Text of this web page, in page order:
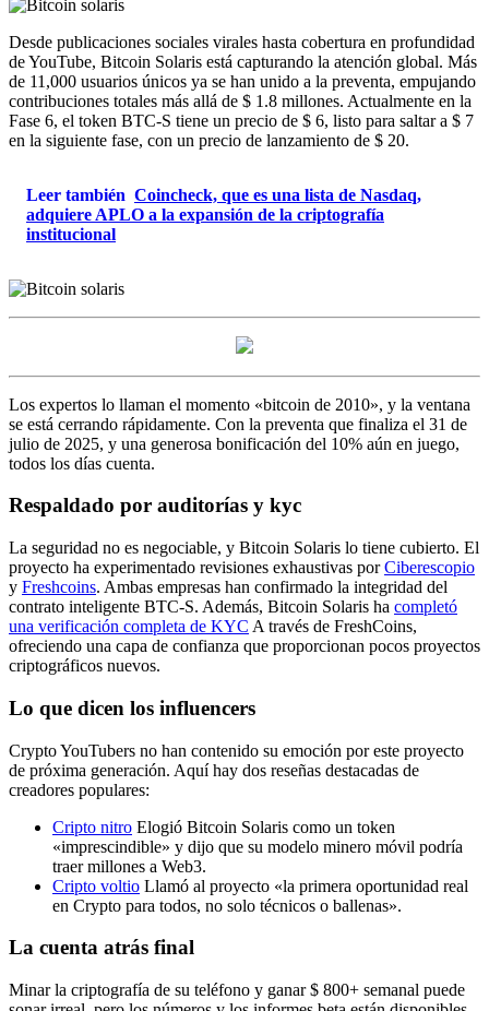
Desde publicaciones sociales virales hasta cobertura en profundidad
de YouTube, Bitcoin Solaris está capturando la atención global. Más
de 11,000 usuarios únicos ya se han unido a la preventa, empujando
contribuciones totales más allá de $ 1.8 millones. Actualmente en la
Fase 6, el token BTC-S tiene un precio de $ 6, listo para saltar a $ 7
en la siguiente fase, con un precio de lanzamiento de $ 20.
Leer también Coincheck, que es una lista de Nasdaq,
adquiere APLO a la expansión de la criptografía
institucional
Los expertos lo llaman el momento «bitcoin de 2010», y la ventana
se está cerrando rápidamente. Con la preventa que finaliza el 31 de
julio de 2025, y una generosa bonificación del 10% aún en juego,
todos los días cuenta.
Respaldado por auditorías y kyc
La seguridad no es negociable, y Bitcoin Solaris lo tiene cubierto. El
proyecto ha experimentado revisiones exhaustivas porCiberescopio
y Freshcoins. Ambas empresas han confirmado la integridad del
contrato inteligente BTC-S. Además, Bitcoin Solaris ha completó
una verificación completa de KYC A través de FreshCoins,
ofreciendo una capa de confianza que proporcionan pocos proyectos
criptográficos nuevos.
Lo que dicen los influencers
Crypto YouTubers no han contenido su emoción por este proyecto
de próxima generación. Aquí hay dos reseñas destacadas de
creadores populares:
Cripto nitro Elogió Bitcoin Solaris como un token
«imprescindible» y dijo que su modelo minero móvil podría
traer millones a Web3.
Cripto voltio Llamó al proyecto «la primera oportunidad real
en Crypto para todos, no solo técnicos o ballenas».
La cuenta atrás final
Minar la criptografía de su teléfono y ganar $ 800+ semanal puede